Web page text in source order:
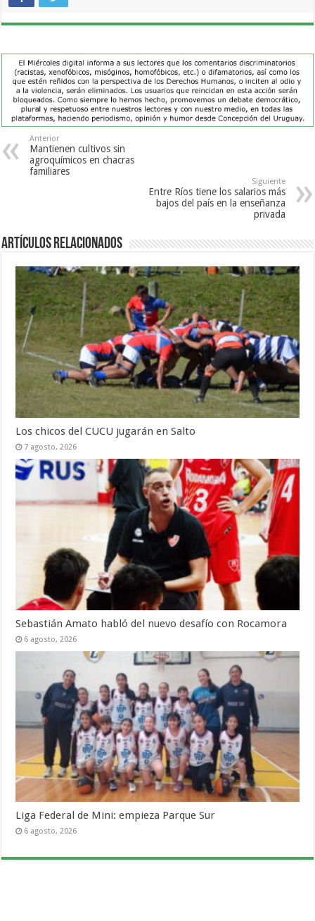
Anterior
Mantienen cultivos sin
agroquímicos en chacras
familiares
Siguiente
Entre Ríos tiene los salarios más
bajos del país en la enseñanza
privada
Artículos Relacionados
Los chicos del CUCU jugarán en Salto
7 agosto, 2026
Sebastián Amato habló del nuevo desafío con Rocamora
6 agosto, 2026
Liga Federal de Mini: empieza Parque Sur
6 agosto, 2026